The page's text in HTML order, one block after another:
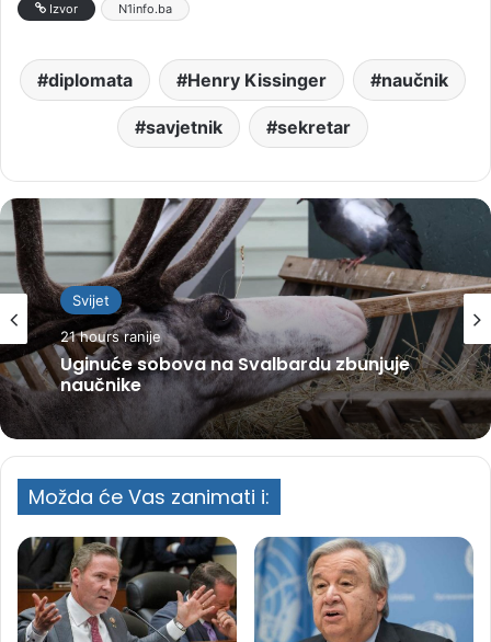
Izvor N1info.ba
diplomata Henry Kissinger naučnik
savjetnik sekretar
Svijet
21 hours ranije
Uginuće sobova na Svalbardu zbunjuje
naučnike
Možda će Vas zanimati i: